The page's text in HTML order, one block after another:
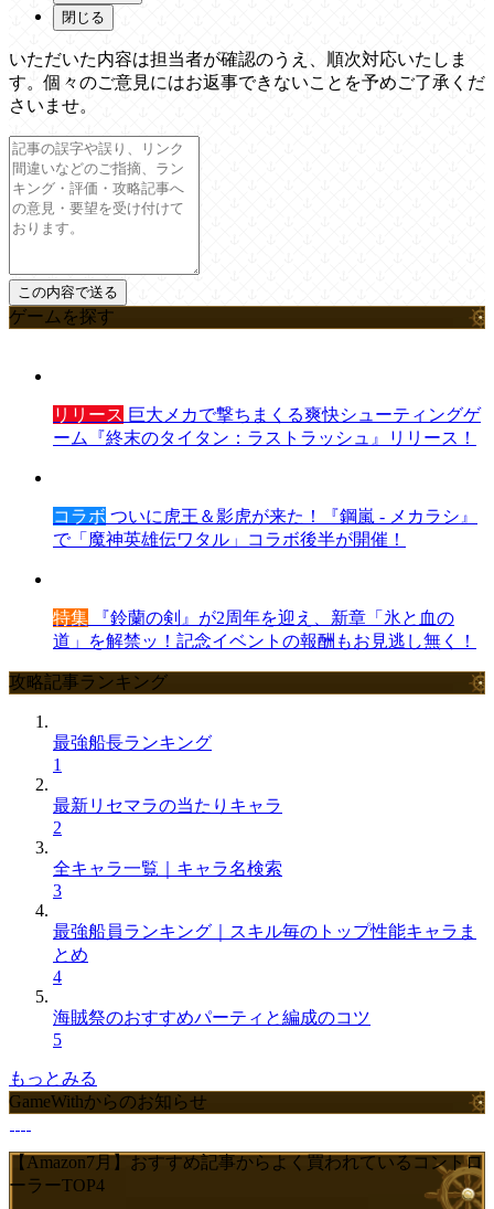
閉じる
いただいた内容は担当者が確認のうえ、順次対応いたしま
す。個々のご意見にはお返事できないことを予めご了承くだ
さいませ。
ゲームを探す
リリース 巨大メカで撃ちまくる爽快シューティングゲ
ーム『終末のタイタン：ラストラッシュ』リリース！
コラボ ついに虎王＆影虎が来た！『鋼嵐 - メカラシ』
で「魔神英雄伝ワタル」コラボ後半が開催！
特集 『鈴蘭の剣』が2周年を迎え、新章「氷と血の
道」を解禁ッ！記念イベントの報酬もお見逃し無く！
攻略記事ランキング
最強船長ランキング
1
最新リセマラの当たりキャラ
2
全キャラ一覧｜キャラ名検索
3
最強船員ランキング｜スキル毎のトップ性能キャラま
とめ
4
海賊祭のおすすめパーティと編成のコツ
5
もっとみる
GameWithからのお知らせ
【Amazon7月】おすすめ記事からよく買われているコントロ
ーラーTOP4